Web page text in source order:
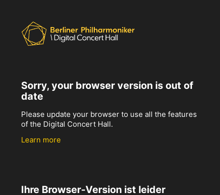
Sorry, your browser version is out of
date
Please update your browser to use all the features
of the Digital Concert Hall.
Learn more
Ihre Browser-Version ist leider